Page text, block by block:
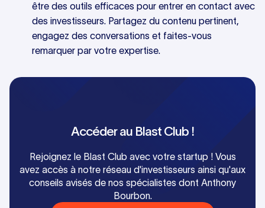
être des outils efficaces pour entrer en contact avec
des investisseurs. Partagez du contenu pertinent,
engagez des conversations et faites-vous
remarquer par votre expertise.
Accéder au Blast Club !
Rejoignez le Blast Club avec votre startup ! Vous
avez accès à notre réseau d'investisseurs ainsi qu'aux
conseils avisés de nos spécialistes dont Anthony
Bourbon.